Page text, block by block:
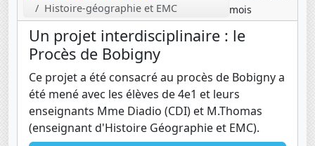
Histoire-géographie et EMC
mois
Un projet interdisciplinaire : le
Procès de Bobigny
Ce projet a été consacré au procès de Bobigny a
été mené avec les élèves de 4e1 et leurs
enseignants Mme Diadio (CDI) et M.Thomas
(enseignant d'Histoire Géographie et EMC).